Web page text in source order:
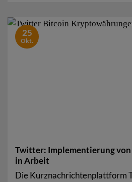
Twitter: Implementierung
in Arbeit
Die Kurznachrichtenplattform
25
Okt.